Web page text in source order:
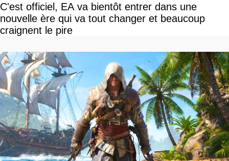
C'est officiel, EA va bientôt entrer dans une
nouvelle ère qui va tout changer et beaucoup
craignent le pire